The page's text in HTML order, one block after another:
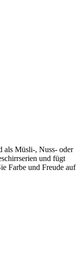
als Müsli-, Nuss- oder
und fügt
Farbe und Freude auf